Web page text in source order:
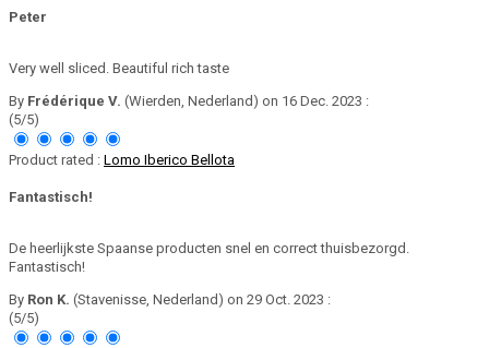
Peter
Very well sliced. Beautiful rich taste
By Frédérique V. (Wierden, Nederland) on 16 Dec. 2023 :
(5/5)
Product rated : Lomo Iberico Bellota
Fantastisch!
De heerlijkste Spaanse producten snel en correct thuisbezorgd.
Fantastisch!
By Ron K. (Stavenisse, Nederland) on 29 Oct. 2023 :
(5/5)